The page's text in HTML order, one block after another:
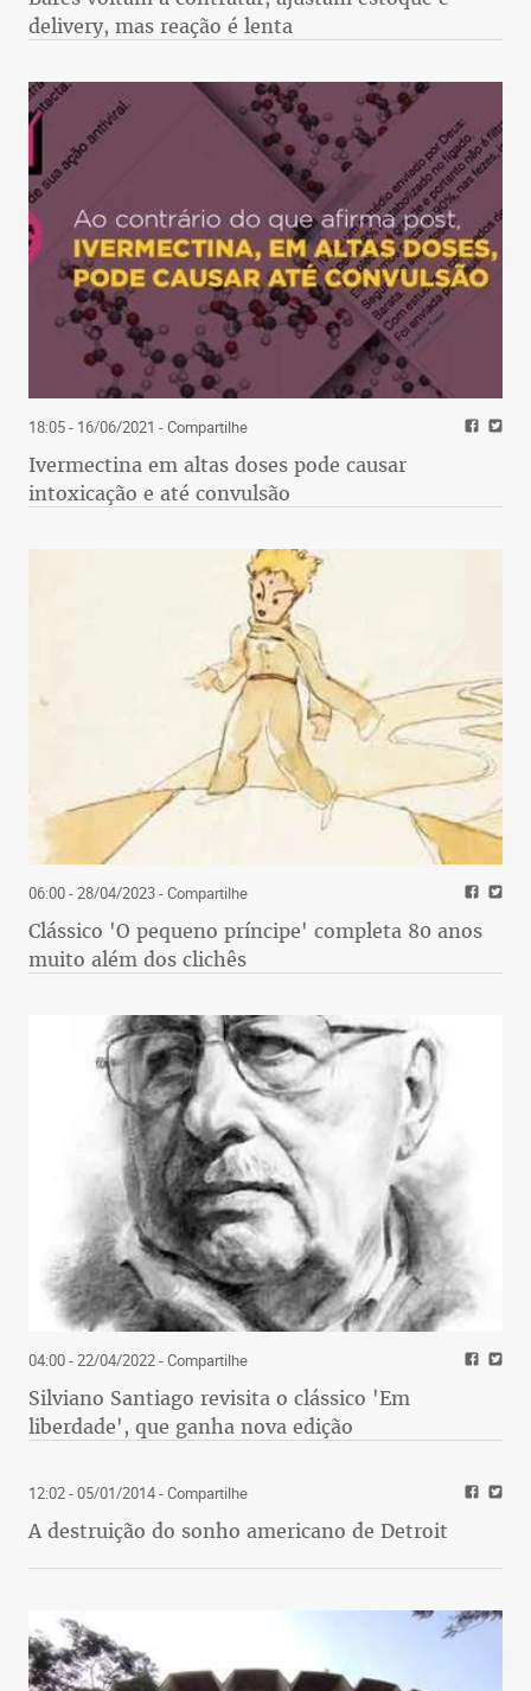
delivery, mas reação é lenta
18:05 - 16/06/2021 - Compartilhe
Ivermectina em altas doses pode causar
intoxicação e até convulsão
06:00 - 28/04/2023- Compartilhe
Clássico 'O pequeno príncipe' completa 80 anos
muito além dos clichês
04:00 - 22/04/2022- Compartilhe
Silviano Santiago revisita o clássico 'Em
liberdade', que ganha nova edição
12:02 - 05/01/2014- Compartilhe
A destruição do sonho americano de Detroit